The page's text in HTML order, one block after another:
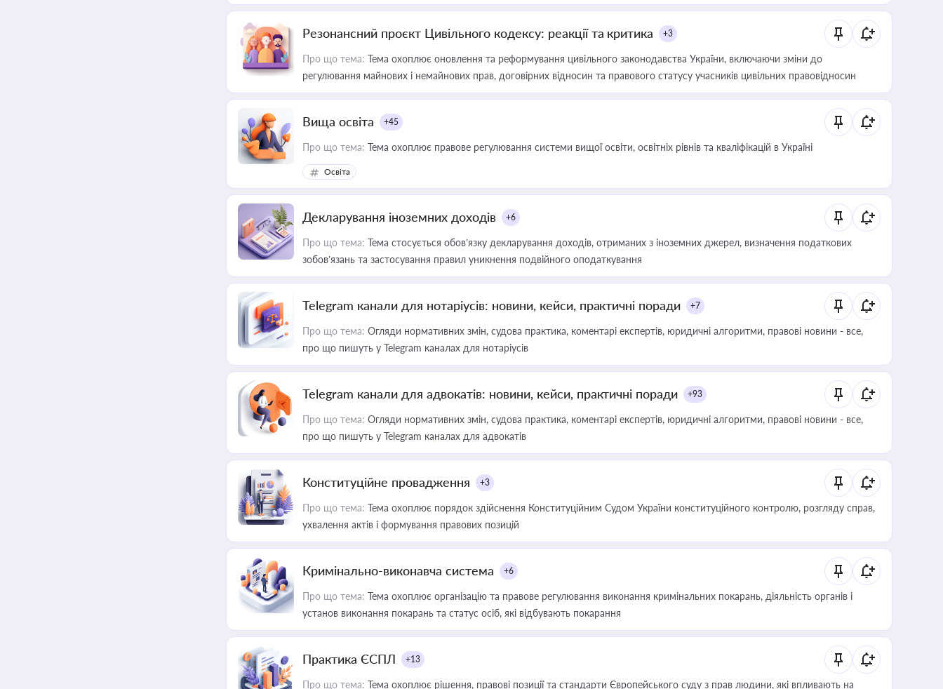
Резонансний проєкт Цивільного кодексу: реакції та критика +3
Про що тема: Тема охоплює оновлення та реформування цивільного законодавства України, включаючи зміни до
регулювання майнових і немайнових прав, договірних відносин та правового статусу учасників цивільних правовідносин
Вища освіта +45
Про що тема: Тема охоплює правове регулювання системи вищої освіти, освітніх рівнів та кваліфікацій в Україні
Освіта
Декларування іноземних доходів +6
Про що тема: Тема стосується обов’язку декларування доходів, отриманих з іноземних джерел, визначення податкових
зобов’язань та застосування правил уникнення подвійного оподаткування
Telegram канали для нотаріусів: новини, кейси, практичні поради +7
Про що тема: Огляди нормативних змін, судова практика, коментарі експертів, юридичні алгоритми, правові новини - все,
про що пишуть у Telegram каналах для нотаріусів
Telegram канали для адвокатів: новини, кейси, практичні поради +93
Про що тема: Огляди нормативних змін, судова практика, коментарі експертів, юридичні алгоритми, правові новини - все,
про що пишуть у Telegram каналах для адвокатів
Конституційне провадження +3
Про що тема: Тема охоплює порядок здійснення Конституційним Судом України конституційного контролю, розгляду справ,
ухвалення актів і формування правових позицій
Кримінально-виконавча система +6
Про що тема: Тема охоплює організацію та правове регулювання виконання кримінальних покарань, діяльність органів і
установ виконання покарань та статус осіб, які відбувають покарання
Практика ЄСПЛ +13
Про що тема: Тема охоплює рішення, правові позиції та стандарти Європейського суду з прав людини, які впливають на